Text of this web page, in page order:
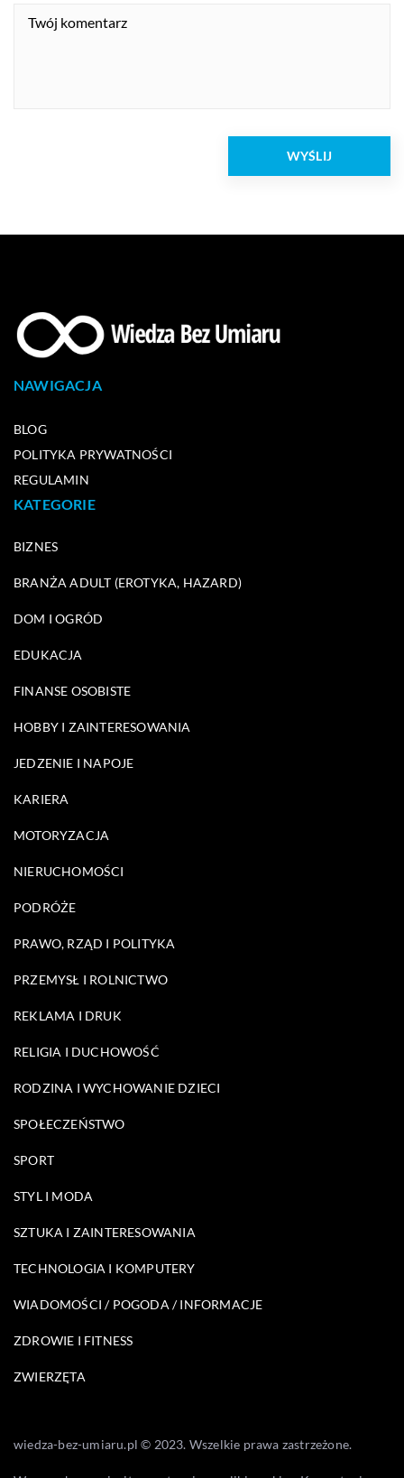
NAWIGACJA
BLOG
POLITYKA PRYWATNOŚCI
REGULAMIN
KATEGORIE
BIZNES
BRANŻA ADULT (EROTYKA, HAZARD)
DOM I OGRÓD
EDUKACJA
FINANSE OSOBISTE
HOBBY I ZAINTERESOWANIA
JEDZENIE I NAPOJE
KARIERA
MOTORYZACJA
NIERUCHOMOŚCI
PODRÓŻE
PRAWO, RZĄD I POLITYKA
PRZEMYSŁ I ROLNICTWO
REKLAMA I DRUK
RELIGIA I DUCHOWOŚĆ
RODZINA I WYCHOWANIE DZIECI
SPOŁECZEŃSTWO
SPORT
STYL I MODA
SZTUKA I ZAINTERESOWANIA
TECHNOLOGIA I KOMPUTERY
WIADOMOŚCI / POGODA / INFORMACJE
ZDROWIE I FITNESS
ZWIERZĘTA
wiedza-bez-umiaru.pl © 2023. Wszelkie prawa zastrzeżone.